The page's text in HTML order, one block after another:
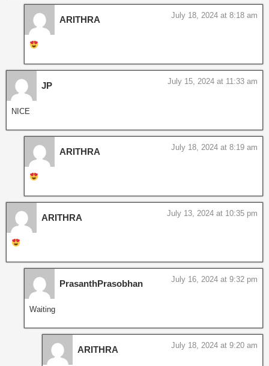
ARITHRA July 18, 2024 at 8:18 am
JP July 15, 2024 at 11:33 am
NICE
ARITHRA July 18, 2024 at 8:19 am
ARITHRA July 13, 2024 at 10:35 pm
PrasanthPrasobhan July 16, 2024 at 9:32 pm
Waiting
ARITHRA July 18, 2024 at 9:20 am